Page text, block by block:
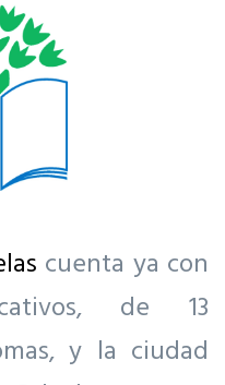
cuenta ya con
de 13
y la ciudad